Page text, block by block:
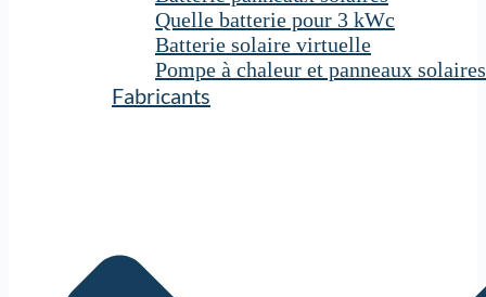
Quelle batterie pour 3 kWc
Batterie solaire virtuelle
Pompe à chaleur et panneaux solaires
Fabricants